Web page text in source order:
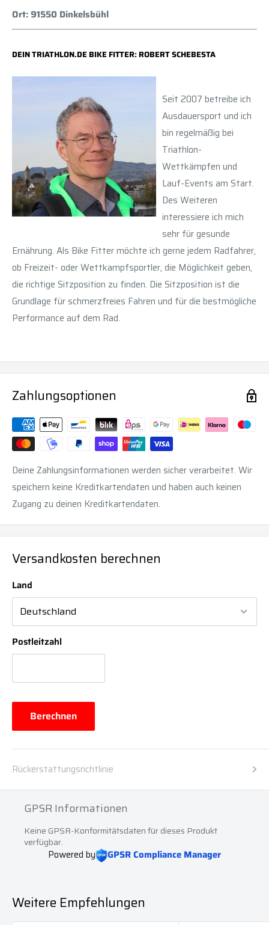
Ort: 91550 Dinkelsbühl
DEIN TRIATHLON.DE BIKE FITTER: ROBERT SCHEBESTA
Seit 2007 betreibe ich
Ausdauersport und ich
bin regelmäßig bei
Triathlon-
Wettkämpfen und
Lauf-Events am Start.
Des Weiteren
interessiere ich mich
sehr für gesunde
Ernährung. Als Bike Fitter möchte ich gerne jedem Radfahrer,
ob Freizeit- oder Wettkampfsportler, die Möglichkeit geben,
die richtige Sitzposition zu finden. Die Sitzposition ist die
Grundlage für schmerzfreies Fahren und für die bestmögliche
Performance auf dem Rad.
Zahlungsoptionen
Deine Zahlungsinformationen werden sicher verarbeitet. Wir
speichern keine Kreditkartendaten und haben auch keinen
Zugang zu deinen Kreditkartendaten.
Versandkosten berechnen
Land
Postleitzahl
Berechnen
Rückerstattungsrichtlinie
GPSR Informationen
Keine GPSR-Konformitätsdaten für dieses Produkt
verfügbar.
Powered by GPSR Compliance Manager
Weitere Empfehlungen